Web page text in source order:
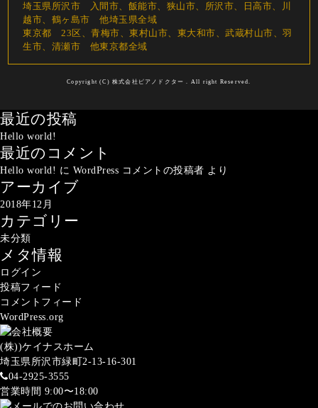
埼玉県所沢市 入間市、飯能市、狭山市、所沢市、日高市、川
越市、鶴ヶ島市 他埼玉県全域
東京都 23区、青梅市、東村山市、東大和市、武蔵村山市、羽
生市、清瀬市 他東京都全域
Copyright (C)株式会社ピアノドクター . All right Reserved.
最近の投稿
Hello world!
最近のコメント
Hello world! に WordPress コメントの投稿者 より
アーカイブ
2018年12月
カテゴリー
未分類
メタ情報
ログイン
投稿フィード
コメントフィード
WordPress.org
(株))ケイナスホーム
埼玉県所沢市緑町2-13-16-301
04-2925-3555
営業時間 9:00〜18:00